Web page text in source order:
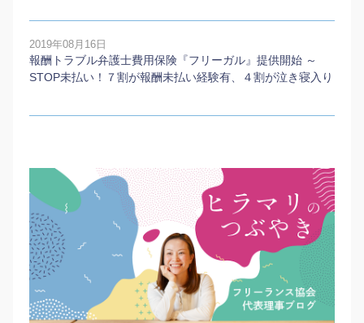
2019年08月16日
報酬トラブル弁護士費用保険『フリーガル』提供開始 ～
STOP未払い！７割が報酬未払い経験有、４割が泣き寝入り